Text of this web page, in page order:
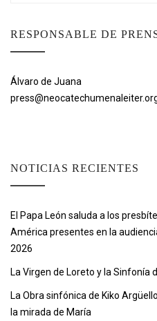
RESPONSABLE DE
Álvaro de Juana
NOTICIAS RECIENTES
El Papa León saluda a los
América presentes en la
2026
La Virgen de Loreto y la Sinfonía
La Obra sinfónica de Kiko
la mirada de María